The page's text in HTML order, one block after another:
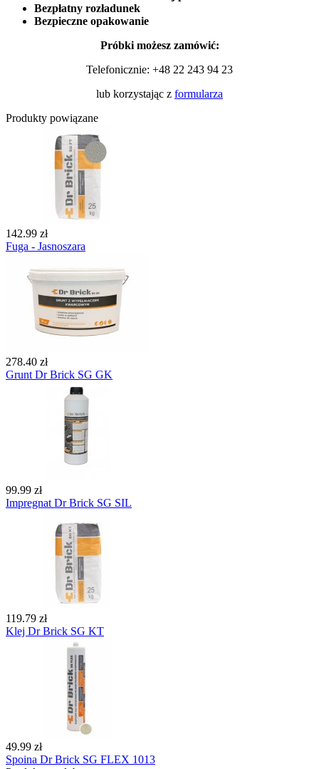
Bezpłatny rozładunek
Bezpieczne opakowanie
Próbki możesz zamówić:
Telefonicznie: +48 22 243 94 23
lub korzystając z formularza
Produkty powiązane
142.99 zł
Fuga - Jasnoszara
278.40 zł
Grunt Dr Brick SG GK
99.99 zł
Impregnat Dr Brick SG SIL
119.79 zł
Klej Dr Brick SG KT
49.99 zł
Spoina Dr Brick SG FLEX 1013